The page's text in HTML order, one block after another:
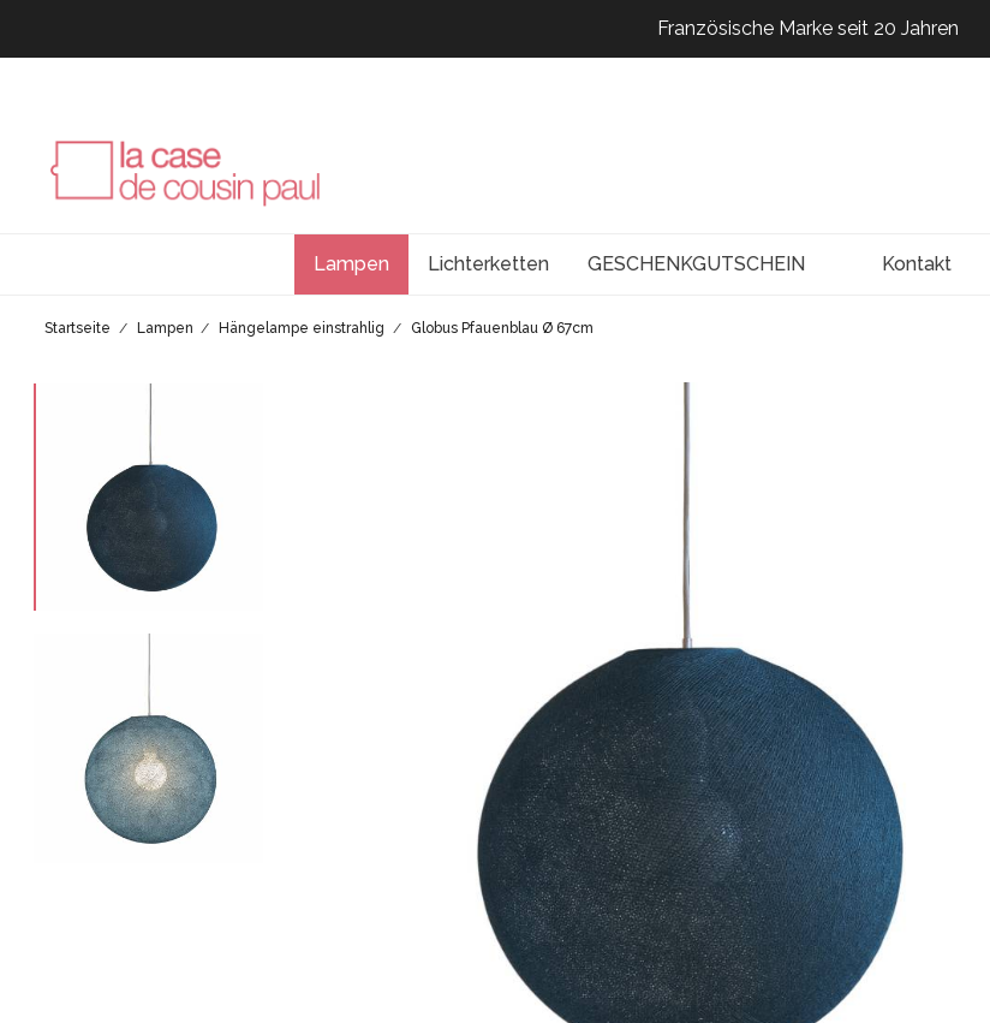
Französische Marke seit 20 Jahren
Französische Marke seit 20 Jahren
Lampen Lichterketten GESCHENKGUTSCHEIN Kontakt
Startseite Lampen Hängelampe einstrahlig Globus Pfauenblau Ø 67cm